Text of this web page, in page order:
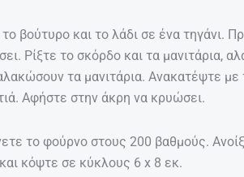
βούτυρο και το λάδι σε ένα τηγάνι.
Ρίξτε το σκόρδο και τα μανιτάρια,
τα μανιτάρια. Ανακατέψτε
Αφήστε στην άκρη να κρυώσει.
το φούρνο στους 200 βαθμούς.
κόψτε σε κύκλους 6 x 8 εκ.